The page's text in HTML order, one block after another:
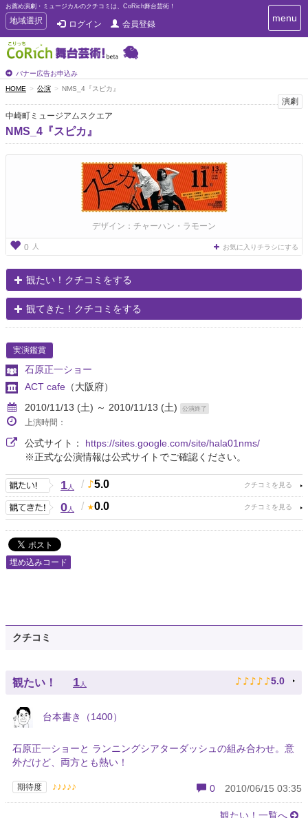
お薦め演劇・ミュージカルのクチコミは、CoRich舞台芸術！
T
o
g
g
e
n
a
v
g
地域選択 ログイン 会員登録
バナー広告お申込み
T
o
i
g
menu
HOME 公演 NMS_4『スピカ』
演劇
中崎町ミュージアムスクエア
NMS_4『スピカ』
デザイン：チャーハン・ラモーン
0 人 お気に入りチラシにする
観たい！クチコミをする
観てきた！クチコミをする
実演鑑賞
石原正一ショー
ACT cafe （大阪府）
2010/11/13 (土) ～ 2010/11/13 (土)
公演終了
上演時間：
公式サイト： https://sites.google.com/site/hala01nms/
※正式な公演情報は公式サイトでご確認ください。
1人 / 5.0
0人 / 0.0
埋め込みコード
クチコミ
観たい！ 1人 ♪ ♪ ♪ ♪ ♪ 5.0
台本書き（1400）
石原正一ショーと ランニングシアターダッシュの組み合わせ。意
外だけど、両方とも熱い！
期待度 ♪♪♪♪♪ 0 2010/06/15 03:35
観たい！一覧へ